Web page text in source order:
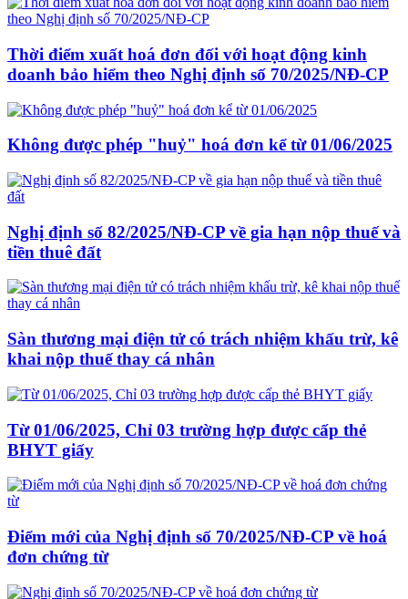
Thời điểm xuất hoá đơn đối với hoạt động kinh
doanh bảo hiểm theo Nghị định số 70/2025/NĐ-CP
Không được phép "huỷ" hoá đơn kể từ 01/06/2025
Nghị định số 82/2025/NĐ-CP về gia hạn nộp thuế và
tiền thuê đất
Sàn thương mại điện tử có trách nhiệm khấu trừ, kê
khai nộp thuế thay cá nhân
Từ 01/06/2025, Chỉ 03 trường hợp được cấp thẻ
BHYT giấy
Điểm mới của Nghị định số 70/2025/NĐ-CP về hoá
đơn chứng từ